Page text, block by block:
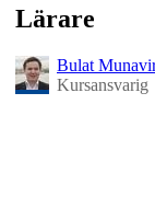
Lärare
Bulat
Kursansvarig